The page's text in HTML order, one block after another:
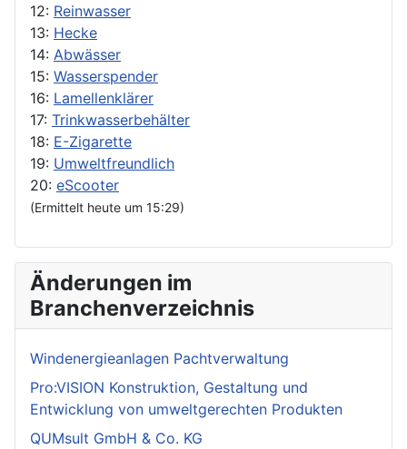
12: Reinwasser
13: Hecke
14: Abwässer
15: Wasserspender
16: Lamellenklärer
17: Trinkwasserbehälter
18: E-Zigarette
19: Umweltfreundlich
20: eScooter
(Ermittelt heute um 15:29)
Änderungen im
Branchenverzeichnis
Windenergieanlagen Pachtverwaltung
Pro:VISION Konstruktion, Gestaltung und
Entwicklung von umweltgerechten Produkten
QUMsult GmbH & Co. KG